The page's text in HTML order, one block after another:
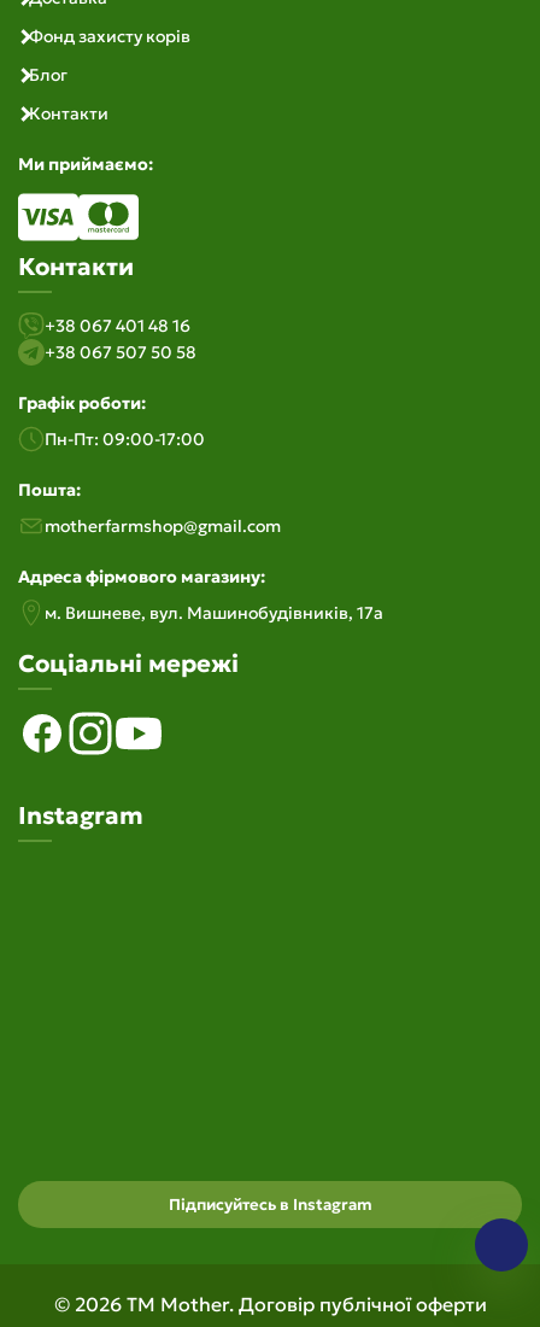
Фонд захисту корів
Блог
Контакти
Ми приймаємо:
Контакти
+38 067 401 48 16
+38 067 507 50 58
Графік роботи:
Пн-Пт: 09:00-17:00
Пошта:
motherfarmshop@gmail.com
Адреса фірмового магазину:
м. Вишневе, вул. Машинобудiвникiв, 17а
Соціальні мережі
Instagram
Підписуйтесь в Instagram
© 2026 TM Mother. Договір публічної оферти